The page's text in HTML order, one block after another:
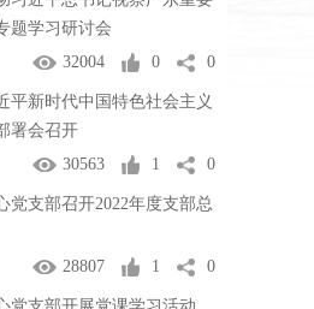
题学习研讨会
32004
0 0
平新时代中国特色社会主义
署会召开
30563
1 0
党支部召开2022年度支部总
28807
1 0